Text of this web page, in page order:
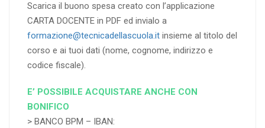
Scarica il buono spesa creato con l’applicazione
CARTA DOCENTE in PDF ed invialo a
formazione@tecnicadellascuola.it insieme al titolo del
corso e ai tuoi dati (nome, cognome, indirizzo e
codice fiscale).
E’ POSSIBILE ACQUISTARE ANCHE CON
BONIFICO
> BANCO BPM – IBAN: